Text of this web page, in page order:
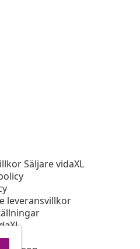
Säljare vidaXL
leveransvillkor